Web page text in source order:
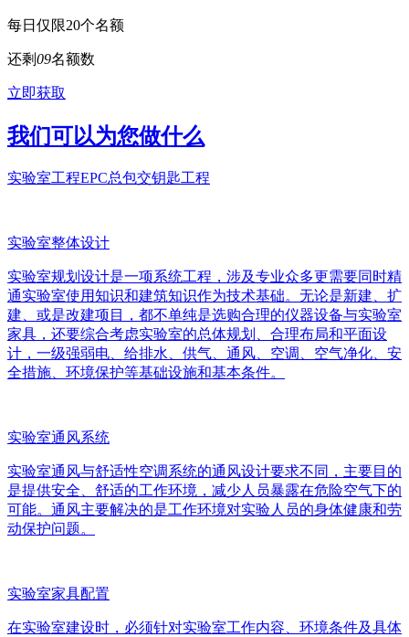
每日仅限20个名额
还剩09名额数
立即获取
我们可以为您做什么
实验室工程EPC总包交钥匙工程
实验室整体设计
实验室规划设计是一项系统工程，涉及专业众多更需要同时精
通实验室使用知识和建筑知识作为技术基础。无论是新建、扩
建、或是改建项目，都不单纯是选购合理的仪器设备与实验室
家具，还要综合考虑实验室的总体规划、合理布局和平面设
计，一级强弱电、给排水、供气、通风、空调、空气净化、安
全措施、环境保护等基础设施和基本条件。
实验室通风系统
实验室通风与舒适性空调系统的通风设计要求不同，主要目的
是提供安全、舒适的工作环境，减少人员暴露在危险空气下的
可能。通风主要解决的是工作环境对实验人员的身体健康和劳
动保护问题。
实验室家具配置
在实验室建设时，必须针对实验室工作内容、环境条件及具体